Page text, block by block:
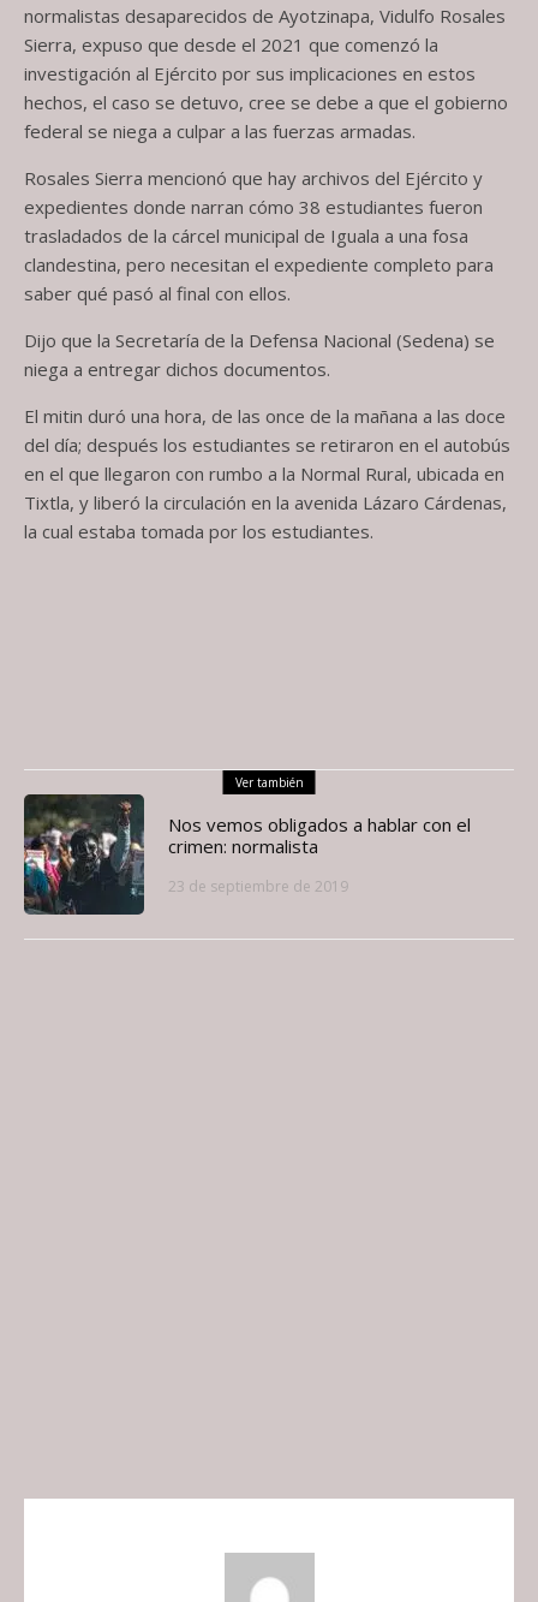
normalistas desaparecidos de Ayotzinapa, Vidulfo Rosales
Sierra, expuso que desde el 2021 que comenzó la
investigación al Ejército por sus implicaciones en estos
hechos, el caso se detuvo, cree se debe a que el gobierno
federal se niega a culpar a las fuerzas armadas.
Rosales Sierra mencionó que hay archivos del Ejército y
expedientes donde narran cómo 38 estudiantes fueron
trasladados de la cárcel municipal de Iguala a una fosa
clandestina, pero necesitan el expediente completo para
saber qué pasó al final con ellos.
Dijo que la Secretaría de la Defensa Nacional (Sedena) se
niega a entregar dichos documentos.
El mitin duró una hora, de las once de la mañana a las doce
del día; después los estudiantes se retiraron en el autobús
en el que llegaron con rumbo a la Normal Rural, ubicada en
Tixtla, y liberó la circulación en la avenida Lázaro Cárdenas,
la cual estaba tomada por los estudiantes.
Ver también
Nos vemos obligados a hablar con el
crimen: normalista
23 de septiembre de 2019